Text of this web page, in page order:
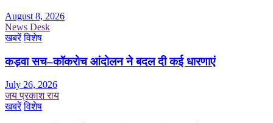
August 8, 2026
News Desk
खबरें विशेष
कड़वा सच–कॉकरोच आंदोलन ने बदल दी कई धारणाएं
July 26, 2026
जय प्रकाश राय
खबरें विशेष